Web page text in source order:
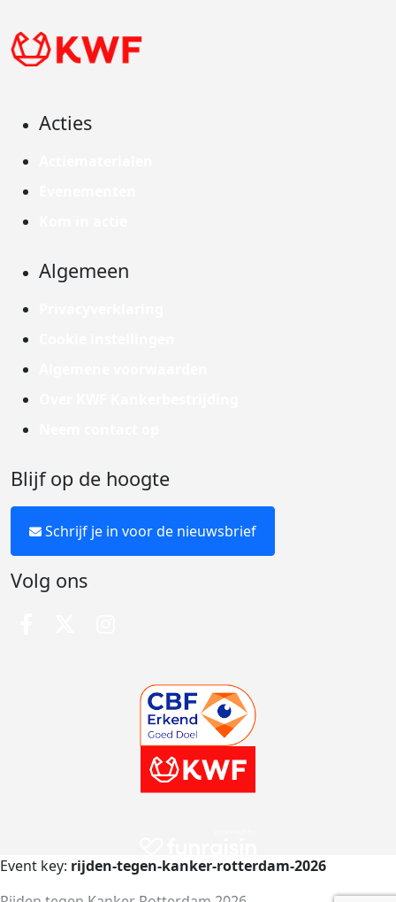
Acties
Algemeen
Blijf op de hoogte
Schrijf je in voor de nieuwsbrief
Volg ons
Event key: rijden-tegen-kanker-rotterdam-2026